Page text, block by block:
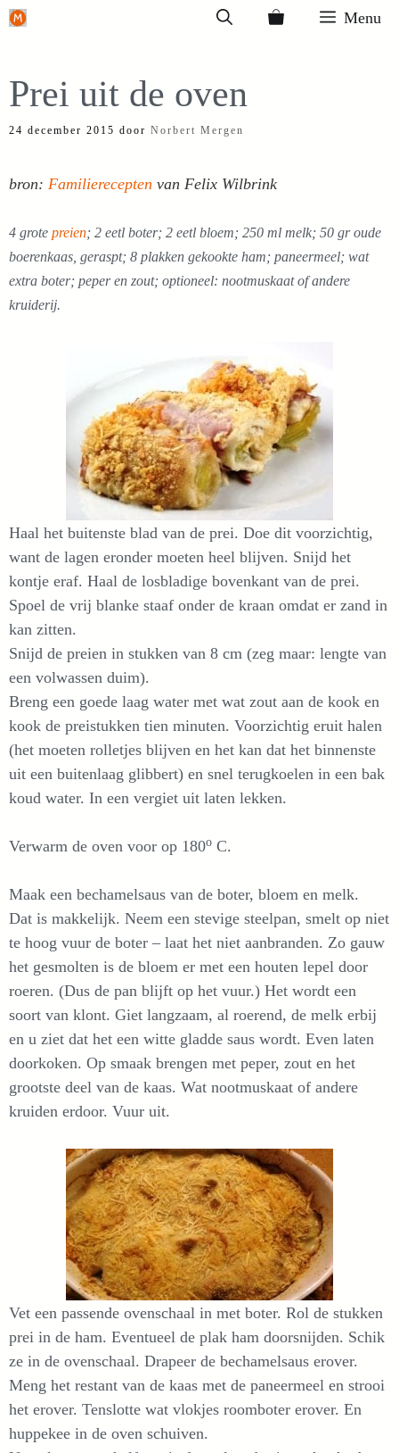
Ga
inhoud
Menu
Prei uit de oven
24 december 2015 door Norbert Mergen
bron: Familierecepten van Felix Wilbrink
4 grote preien; 2 eetl boter; 2 eetl bloem; 250 ml melk; 50 gr oude
boerenkaas, geraspt; 8 plakken gekookte ham; paneermeel; wat
extra boter; peper en zout; optioneel: nootmuskaat of andere
kruiderij.
Haal het buitenste blad van de prei. Doe dit voorzichtig,
want de lagen eronder moeten heel blijven. Snijd het
kontje eraf. Haal de losbladige bovenkant van de prei.
Spoel de vrij blanke staaf onder de kraan omdat er zand in
kan zitten.
Snijd de preien in stukken van 8 cm (zeg maar: lengte van
een volwassen duim).
Breng een goede laag water met wat zout aan de kook en
kook de preistukken tien minuten. Voorzichtig eruit halen
(het moeten rolletjes blijven en het kan dat het binnenste
uit een buitenlaag glibbert) en snel terugkoelen in een bak
koud water. In een vergiet uit laten lekken.
Verwarm de oven voor op 180o C.
Maak een bechamelsaus van de boter, bloem en melk.
Dat is makkelijk. Neem een stevige steelpan, smelt op niet
te hoog vuur de boter – laat het niet aanbranden. Zo gauw
het gesmolten is de bloem er met een houten lepel door
roeren. (Dus de pan blijft op het vuur.) Het wordt een
soort van klont. Giet langzaam, al roerend, de melk erbij
en u ziet dat het een witte gladde saus wordt. Even laten
doorkoken. Op smaak brengen met peper, zout en het
grootste deel van de kaas. Wat nootmuskaat of andere
kruiden erdoor. Vuur uit.
Vet een passende ovenschaal in met boter. Rol de stukken
prei in de ham. Eventueel de plak ham doorsnijden. Schik
ze in de ovenschaal. Drapeer de bechamelsaus erover.
Meng het restant van de kaas met de paneermeel en strooi
het erover. Tenslotte wat vlokjes roomboter erover. En
huppekee in de oven schuiven.